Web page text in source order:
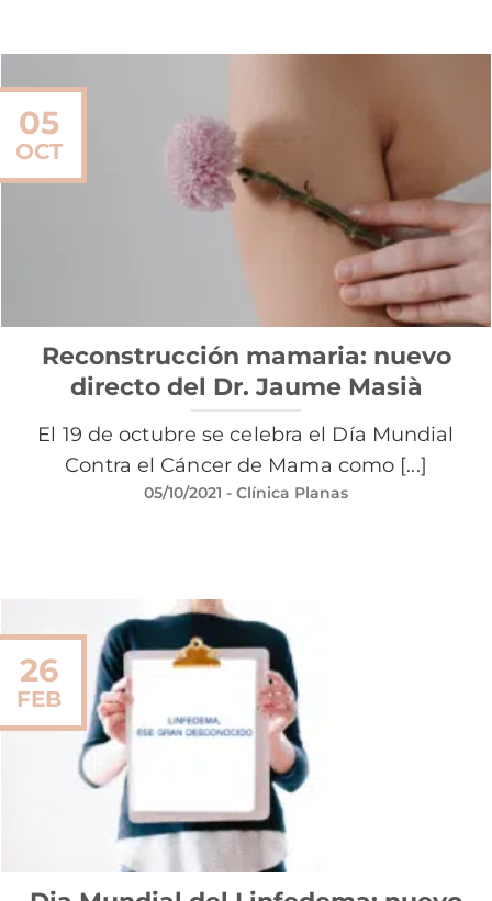
Reconstrucción mamaria: nuevo
directo del Dr. Jaume Masià
El 19 de octubre se celebra el Día Mundial
Contra el Cáncer de Mama como [...]
05/10/2021 - Clínica Planas
05
OCT
26
FEB